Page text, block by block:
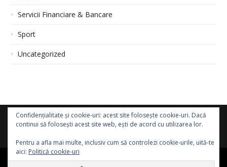
Servicii Financiare & Bancare
Sport
Uncategorized
Confidențialitate și cookie-uri: acest site folosește cookie-uri. Dacă
continui să folosești acest site web, ești de acord cu utilizarea lor.
Pentru a afla mai multe, inclusiv cum să controlezi cookie-urile, uită-te
aici: Politică cookie-uri